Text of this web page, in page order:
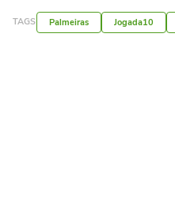
TAGS Palmeiras Jogada10